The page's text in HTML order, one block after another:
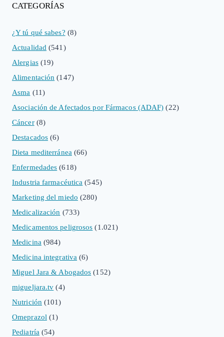
CATEGORÍAS
¿Y tú qué sabes? (8)
Actualidad (541)
Alergias(19)
Alimentación (147)
Asma (11)
Asociación de Afectados por Fármacos (ADAF) (22)
Cáncer(8)
Destacados (6)
Dieta mediterránea (66)
Enfermedades (618)
Industria farmacéutica (545)
Marketing del miedo (280)
Medicalización (733)
Medicamentos peligrosos (1.021)
Medicina (984)
Medicina integrativa (6)
Miguel Jara & Abogados (152)
migueljara.tv (4)
Nutrición (101)
Omeprazol (1)
Pediatría (54)